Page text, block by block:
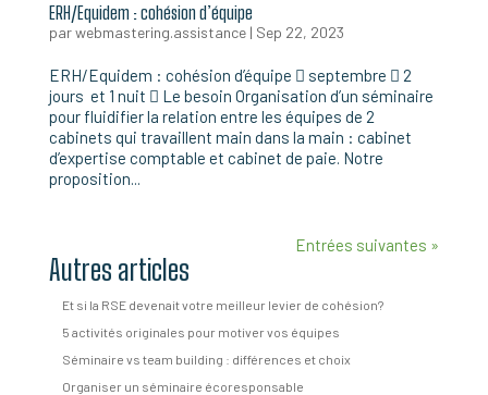
ERH/Equidem : cohésion d’équipe
parwebmastering.assistance| Sep 22, 2023
ERH/Equidem : cohésion d’équipe  septembre  2
jours et 1 nuit  Le besoin Organisation d’un séminaire
pour fluidifier la relation entre les équipes de 2
cabinets qui travaillent main dans la main : cabinet
d’expertise comptable et cabinet de paie. Notre
proposition...
Entrées suivantes »
Autres articles
Et si la RSE devenait votre meilleur levier de cohésion?
5 activités originales pour motiver vos équipes
Séminaire vs team building : différences et choix
Organiser un séminaire écoresponsable